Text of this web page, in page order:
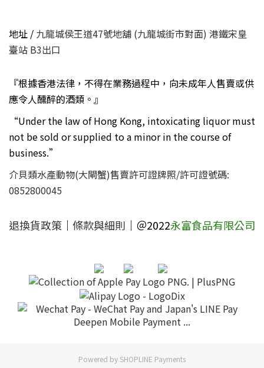
地址 / 九龍城侯王道47號地舖 (九龍城街市對面) 港鐵宋皇
臺站 B3出口
『根據香港法律，不得在業務過程中，向未成年人售賣或供
應令人醺醉的酒類。』
“Under the law of Hong Kong, intoxicating liquor must
not be sold or supplied to a minor in the course of
business.”
介貝類水產動物(大閘蟹)售賣許可證牌照/許可證號碼:
0852800045
退換貨政策 ｜ 條款與細則 ｜＠2022永富食品有限公司
Powered by SHOPLINE Payments